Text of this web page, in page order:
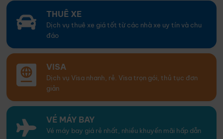
THUÊ XE
Dịch vụ thuê xe giá tốt từ các nhà xe uy tín và chu
đáo
VISA
Dịch vụ Visa nhanh, rẻ. Visa trọn gói, thủ tục đơn
giản
VÉ MÁY BAY
Vé máy bay giá rẻ nhất, nhiều khuyến mãi hấp dẫn